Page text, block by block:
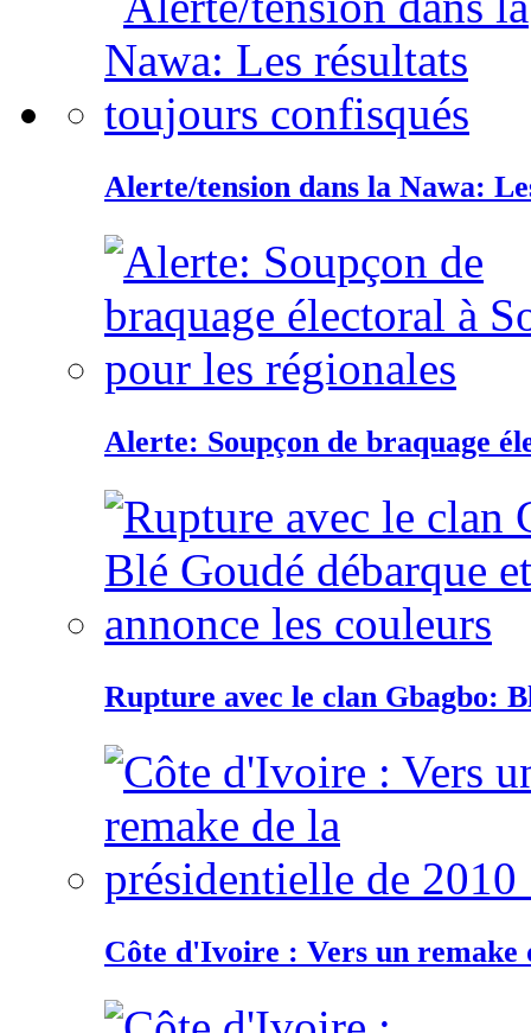
Alerte/tension dans la Nawa:
Alerte: Soupçon de braquage
Rupture avec le clan Gbagbo:
Côte d'Ivoire : Vers un remake